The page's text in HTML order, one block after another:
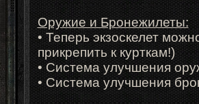
Оружие и Бронежилеты:
• Теперь экзоскелет
прикрепить к курткам!)
• Система улучшения
• Система улучшения